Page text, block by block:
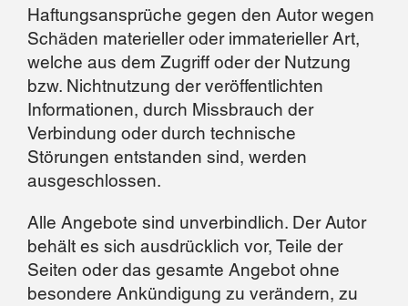
Haftungsansprüche gegen den Autor wegen
Schäden materieller oder immaterieller Art,
welche aus dem Zugriff oder der Nutzung
bzw. Nichtnutzung der veröffentlichten
Informationen, durch Missbrauch der
Verbindung oder durch technische
Störungen entstanden sind, werden
ausgeschlossen.
Alle Angebote sind unverbindlich. Der Autor
behält es sich ausdrücklich vor, Teile der
Seiten oder das gesamte Angebot ohne
besondere Ankündigung zu verändern, zu